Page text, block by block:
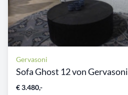
Gervasoni
Sofa Ghost 12 von Gervasoni
€ 3.480,-